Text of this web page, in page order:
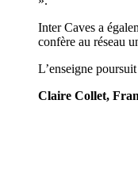
Inter Caves a
confère au réseau
L’enseigne
Claire Collet,